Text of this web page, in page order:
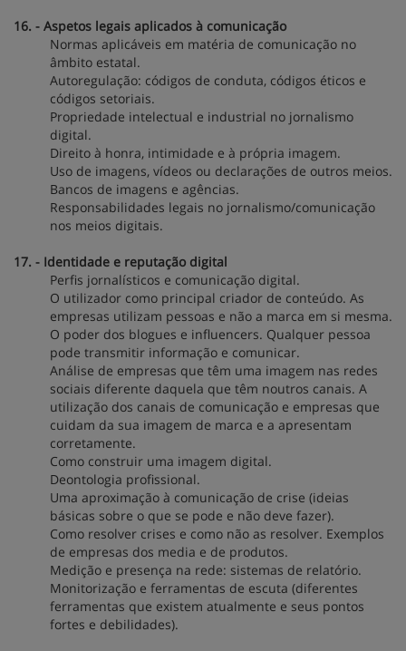
16. - Aspetos legais aplicados à comunicação
Normas aplicáveis em matéria de comunicação no
âmbito estatal.
Autoregulação: códigos de conduta, códigos éticos e
códigos setoriais.
Propriedade intelectual e industrial no jornalismo
digital.
Direito à honra, intimidade e à própria imagem.
Uso de imagens, vídeos ou declarações de outros meios.
Bancos de imagens e agências.
Responsabilidades legais no jornalismo/comunicação
nos meios digitais.
17. - Identidade e reputação digital
Perfis jornalísticos e comunicação digital.
O utilizador como principal criador de conteúdo. As
empresas utilizam pessoas e não a marca em si mesma.
O poder dos blogues e influencers. Qualquer pessoa
pode transmitir informação e comunicar.
Análise de empresas que têm uma imagem nas redes
sociais diferente daquela que têm noutros canais. A
utilização dos canais de comunicação e empresas que
cuidam da sua imagem de marca e a apresentam
corretamente.
Como construir uma imagem digital.
Deontologia profissional.
Uma aproximação à comunicação de crise (ideias
básicas sobre o que se pode e não deve fazer).
Como resolver crises e como não as resolver. Exemplos
de empresas dos media e de produtos.
Medição e presença na rede: sistemas de relatório.
Monitorização e ferramentas de escuta (diferentes
ferramentas que existem atualmente e seus pontos
fortes e debilidades).